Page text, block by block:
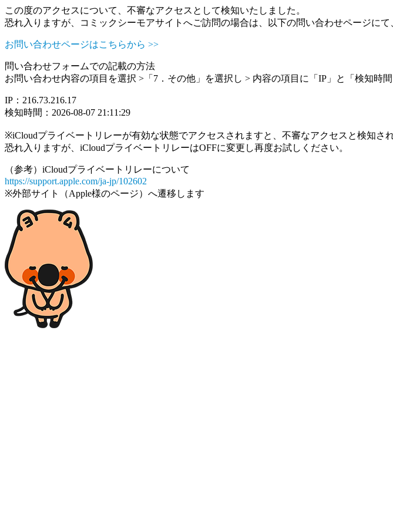
この度のアクセスについて、不審なアクセスとして検知いたしました。
恐れ入りますが、コミックシーモアサイトへご訪問の場合は、以下の問い合わせページにて
お問い合わせページはこちらから >>
問い合わせフォームでの記載の方法
お問い合わせ内容の項目を選択 >「7．その他」を選択し > 内容の項目に「IP」と「検知時
IP：216.73.216.17
検知時間：2026-08-07 21:11:29
※iCloudプライベートリレーが有効な状態でアクセスされますと、不審なアクセスと検知さ
恐れ入りますが、iCloudプライベートリレーはOFFに変更し再度お試しください。
（参考）iCloudプライベートリレーについて
https://support.apple.com/ja-jp/102602
※外部サイト（Apple様のページ）へ遷移します